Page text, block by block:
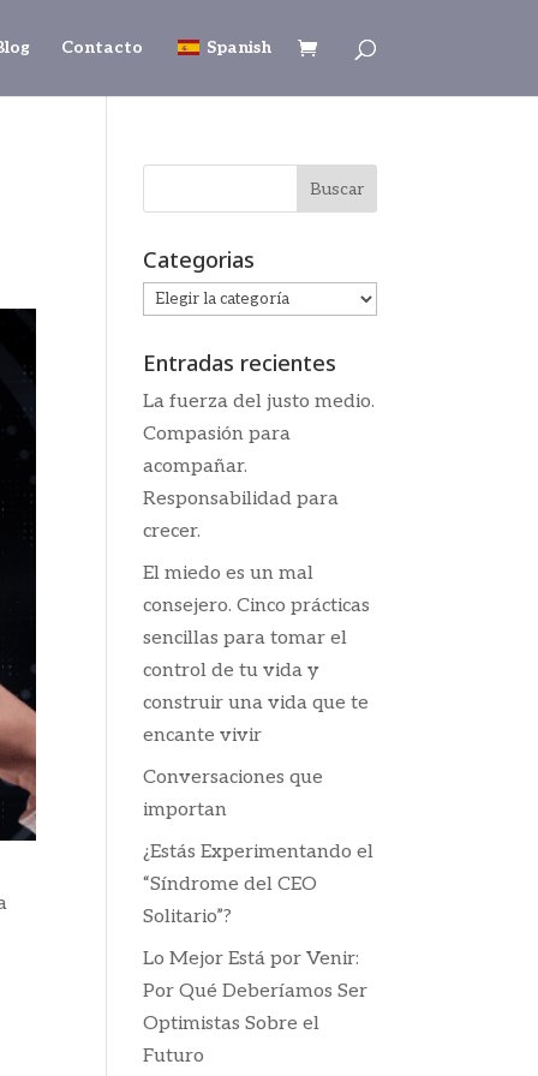
Contacto Spanish
Categorias
Categorias
Entradas recientes
La fuerza del justo medio.
Compasión para
acompañar.
Responsabilidad para
crecer.
El miedo es un mal
consejero. Cinco prácticas
sencillas para tomar el
control de tu vida y
construir una vida que te
encante vivir
Conversaciones que
importan
¿Estás Experimentando el
“Síndrome del CEO
Solitario”?
Lo Mejor Está por Venir:
Por Qué Deberíamos Ser
Optimistas Sobre el
Futuro